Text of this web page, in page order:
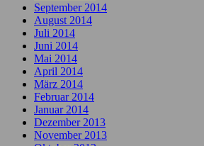
September 2014
August 2014
Juli 2014
Juni 2014
Mai 2014
April 2014
März 2014
Februar 2014
Januar 2014
Dezember 2013
November 2013